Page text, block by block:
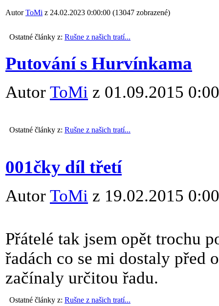
AutorToMi z 24.02.2023 0:00:00 (13047 zobrazené)
Ostatné články z: Rušne z našich tratí...
Putování s Hurvínkama
Autor ToMi z 01.09.2015
Ostatné články z: Rušne z našich tratí...
001čky díl třetí
Autor ToMi z 19.02.2015
Přátelé tak jsem opět trochu
řadách co se mi dostaly před
začínaly určitou řadu.
Ostatné články z: Rušne z našich tratí...